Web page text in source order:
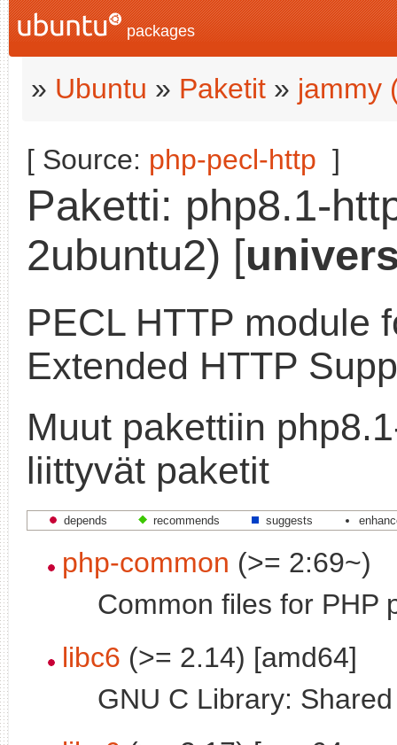
packages
» Ubuntu » Paketit » jammy
[ Source: php-pecl-http ]
Paketti: php8.1-
2ubuntu2) [
PECL HTTP module
Extended HTTP
Muut pakettiin
liittyvät paketit
depends recommends suggests
php-common (>= 2:69~)
Common files for PHP
libc6 (>= 2.14) [amd64]
GNU C Library: